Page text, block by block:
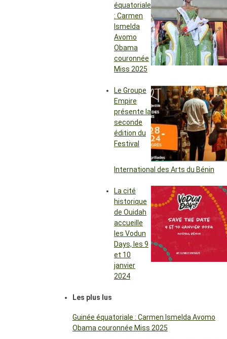
équatoriale
: Carmen
Ismelda
Avomo
Obama
couronnée
Miss 2025
Le Groupe
Empire
présente la
seconde
édition du
Festival
International des Arts du Bénin
La cité
historique
de Ouidah
accueille
les Vodun
Days, les 9
et 10
janvier
2024
Les plus lus
Guinée équatoriale : Carmen Ismelda Avomo
Obama couronnée Miss 2025